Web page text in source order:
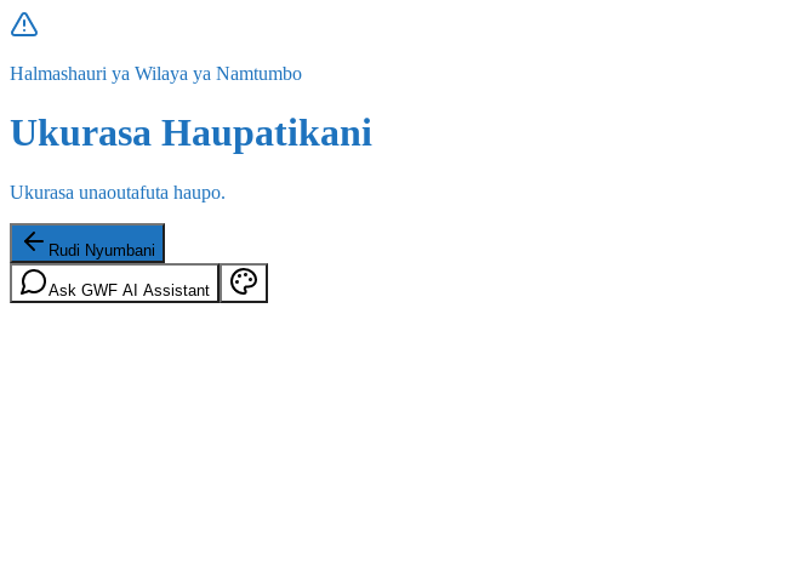
Halmashauri ya Wilaya ya Namtumbo
Ukurasa Haupatikani
Ukurasa unaoutafuta haupo.
Rudi Nyumbani
Ask GWF AI Assistant